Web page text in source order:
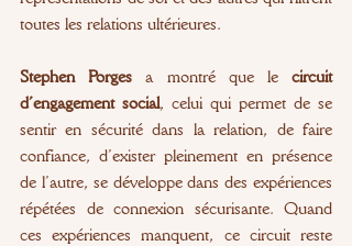
toutes les relations ultérieures.
Stephen Porges a montré que le circuit
d’engagement social, celui qui permet de se
sentir en sécurité dans la relation, de faire
confiance, d’exister pleinement en présence
de l’autre, se développe dans des expériences
répétées de connexion sécurisante. Quand
ces expériences manquent, ce circuit reste